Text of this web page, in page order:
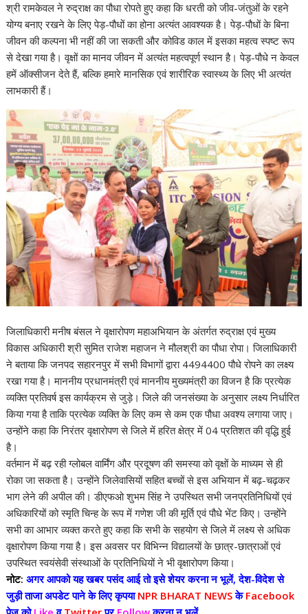
श्री रामकेवल ने रुद्राक्ष का पौधा रोपते हुए कहा कि धरती को जीव-जंतुओं के रहने
योग्य बनाए रखने के लिए पेड़-पौधों का होना अत्यंत आवश्यक है। पेड़-पौधों के बिना
जीवन की कल्पना भी नहीं की जा सकती और कोविड काल में इसका महत्व स्पष्ट रूप
से देखा गया है। वृक्षों का मानव जीवन में अत्यंत महत्वपूर्ण स्थान है। पेड़-पौधे न केवल
हमें ऑक्सीजन देते हैं, बल्कि हमारे मानसिक एवं शारीरिक स्वास्थ्य के लिए भी अत्यंत
लाभकारी हैं।
जिलाधिकारी मनीष बंसल ने वृक्षारोपण महाअभियान के अंतर्गत रुद्राक्ष एवं मुख्य
विकास अधिकारी श्री सुमित राजेश महाजन ने मौलश्री का पौधा रोपा। जिलाधिकारी
ने बताया कि जनपद सहारनपुर में सभी विभागों द्वारा 4494400 पौधे रोपने का लक्ष्य
रखा गया है। माननीय प्रधानमंत्री एवं माननीय मुख्यमंत्री का विजन है कि प्रत्येक
व्यक्ति प्रतिवर्ष इस कार्यक्रम से जुड़े। जिले की जनसंख्या के अनुसार लक्ष्य निर्धारित
किया गया है ताकि प्रत्येक व्यक्ति के लिए कम से कम एक पौधा अवश्य लगाया जाए।
उन्होंने कहा कि निरंतर वृक्षारोपण से जिले में हरित क्षेत्र में 04 प्रतिशत की वृद्धि हुई
है।
वर्तमान में बढ़ रही ग्लोबल वार्मिंग और प्रदूषण की समस्या को वृक्षों के माध्यम से ही
रोका जा सकता है। उन्होंने जिलेवासियों सहित बच्चों से इस अभियान में बढ़-चढ़कर
भाग लेने की अपील की। डीएफओ शुभम सिंह ने उपस्थित सभी जनप्रतिनिधियों एवं
अधिकारियों को स्मृति चिन्ह के रूप में गणेश जी की मूर्ति एवं पौधे भेंट किए। उन्होंने
सभी का आभार व्यक्त करते हुए कहा कि सभी के सहयोग से जिले में लक्ष्य से अधिक
वृक्षारोपण किया गया है। इस अवसर पर विभिन्न विद्यालयों के छात्र-छात्राओं एवं
उपस्थित स्वयंसेवी संस्थाओं के प्रतिनिधियों ने भी वृक्षारोपण किया।
नोट: अगर आपको यह खबर पसंद आई तो इसे शेयर करना न भूलें, देश-विदेश से
जुड़ी ताजा अपडेट पाने के लिए कृपयाNPR BHARAT NEWSके Facebook